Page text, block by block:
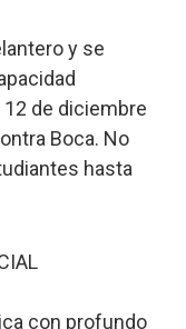
y se
12 de diciembre
Boca. No
hasta
con profundo